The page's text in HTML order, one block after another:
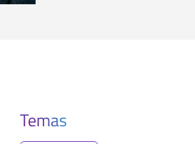
Temas